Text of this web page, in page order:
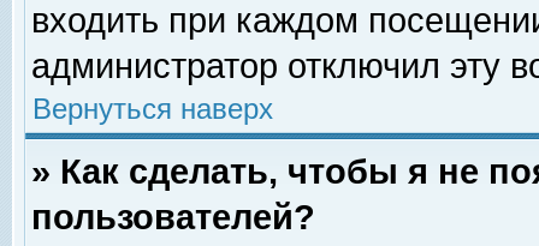
входить при каждом
администратор отключил эту
Вернуться наверх
» Как сделать, чтобы я не
пользователей?